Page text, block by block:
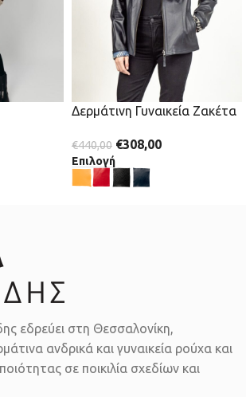
Δερμάτινη Γυναικεία Ζακέτα
€440,00 €308,00
Επιλογή
εδρεύει στη Θεσσαλονίκη,
ανδρικά και γυναικεία ρούχα και
σε ποικιλία σχεδίων και